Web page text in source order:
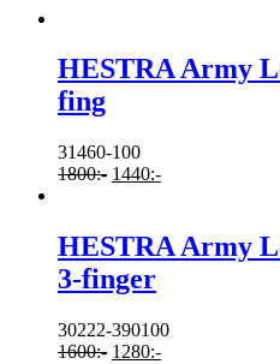
HESTRA Army
fing
31460-100
1800:- 1440:-
HESTRA Army
3-finger
30222-390100
1600:- 1280:-